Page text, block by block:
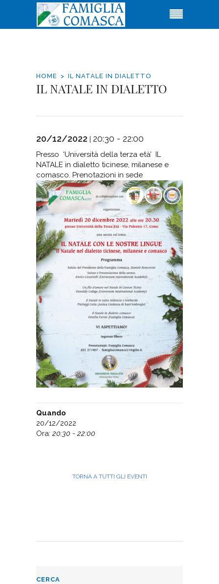
HOME IL NATALE IN DIALETTO
IL NATALE IN DIALETTO
20/12/2022 | 20:30 - 22:00
Presso ‘Università della terza età’ IL
NATALE in dialetto ticinese, milanese e
comasco. Prenotazioni in sede
Quando
20/12/2022
Ora:20:30 - 22:00
TORNA A TUTTI GLI EVENTI
CERCA